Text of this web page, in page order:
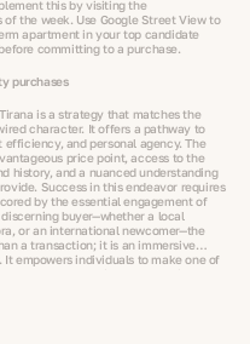
this by visiting the
the week. Use Google Street View to
apartment in your top candidate
committing to a purchase.
purchases
is a strategy that matches the
character. It offers a pathway to
and personal agency. The
price point, access to the
history, and a nuanced understanding
Success in this endeavor requires
by the essential engagement of
buyer—whether a local
or an international newcomer—the
a transaction; it is an immersive
empowers individuals to make one of